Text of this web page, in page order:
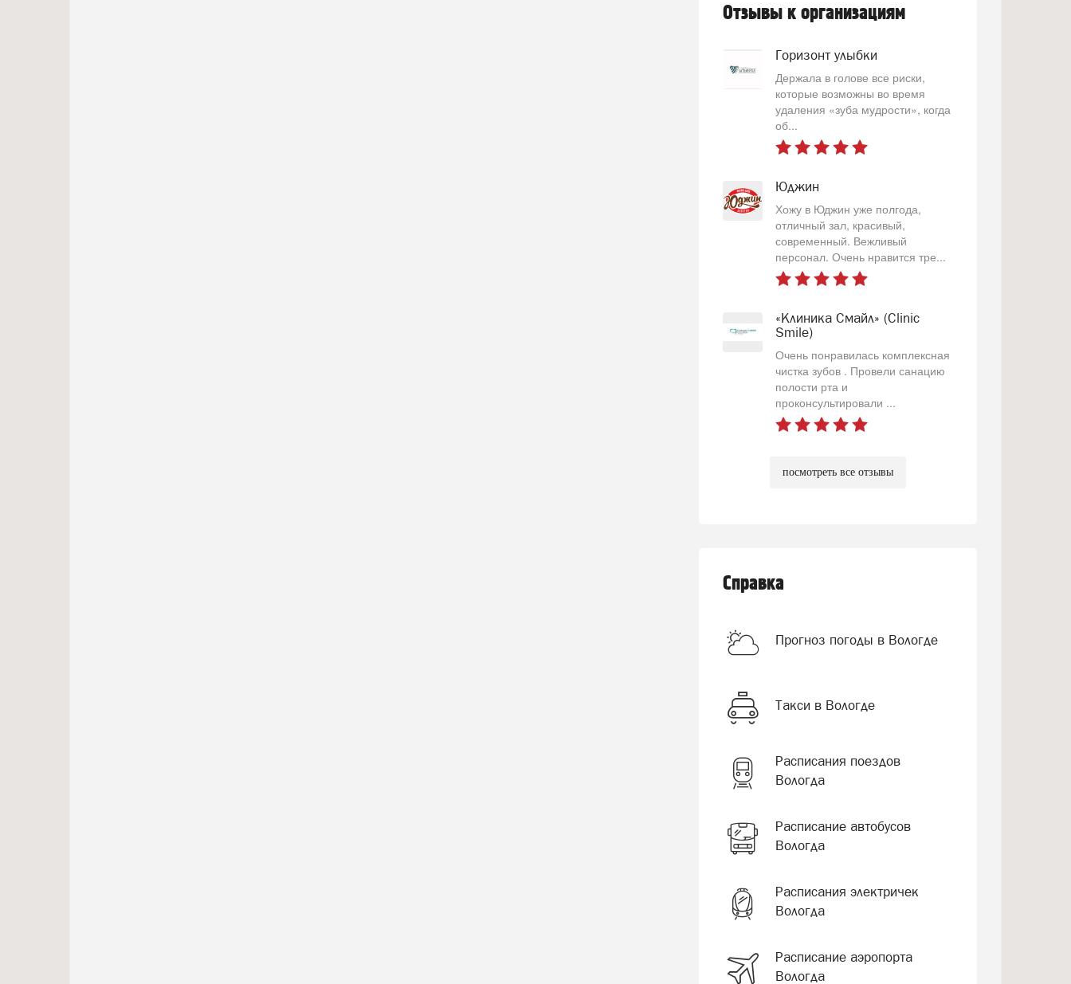
Отзывы к организациям
Горизонт улыбки
Держала в голове все риски,
которые возможны во время
удаления «зуба мудрости», когда
об...
Юджин
Хожу в Юджин уже полгода,
отличный зал, красивый,
современный. Вежливый
персонал. Очень нравится тре...
«Клиника Смайл» (Clinic
Smile)
Очень понравилась комплексная
чистка зубов . Провели санацию
полости рта и
проконсультировали ...
посмотреть все отзывы
Справка
Прогноз погоды в Вологде
Такси в Вологде
Расписания поездов
Вологда
Расписание автобусов
Вологда
Расписания электричек
Вологда
Расписание аэропорта
Вологда